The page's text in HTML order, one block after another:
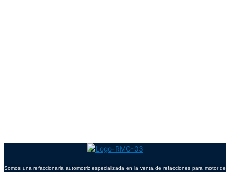
Somos una refaccionaria automotriz especializada en la venta de refacciones para motor de